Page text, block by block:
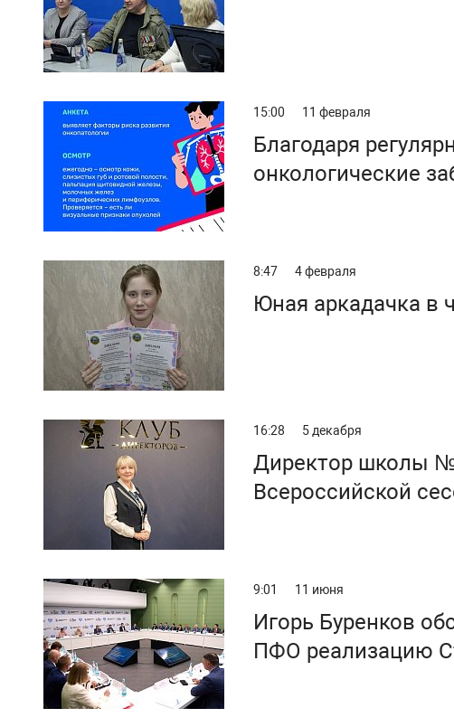
15:00 11 февраля
Благодаря
онкологические
8:47 4 февраля
Юная аркадачка в
16:28 5 декабря
Директор школы
Всероссийской
9:01 11 июня
Игорь Буренков
ПФО реализацию